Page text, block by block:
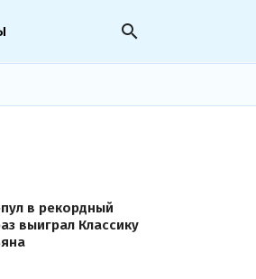
search
в рекордный
выиграл Классику